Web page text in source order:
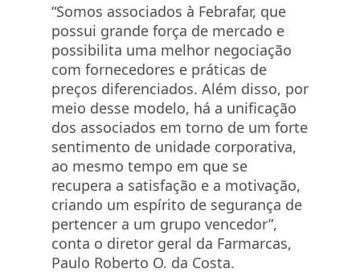
“Somos associados à Febrafar, que
possui grande força de mercado e
possibilita uma melhor negociação
com fornecedores e práticas de
preços diferenciados. Além disso, por
meio desse modelo, há a unificação
dos associados em torno de um forte
sentimento de unidade corporativa,
ao mesmo tempo em que se
recupera a satisfação e a motivação,
criando um espírito de segurança de
pertencer a um grupo vencedor”,
conta o diretor geral da Farmarcas,
Paulo Roberto O. da Costa.